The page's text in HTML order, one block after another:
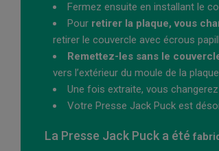
Fermez ensuite en installant le
Pour retirer la plaque, vous
retirer le couvercle avec écrous
Remettez-les sans le
vers l’extérieur du moule de la
Une fois extraite, vous
Votre Presse Jack Puck est
La Presse Jack Puck a été